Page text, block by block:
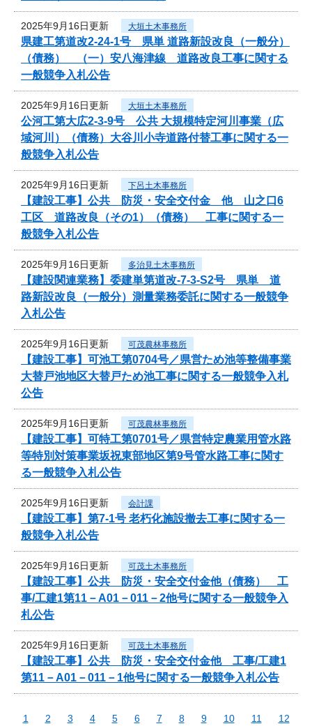
2025年9月16日更新 大垣土木事務所
県建工第道改2-24-1号 県単 道路新設改良（一般分）
（債務） （一）安八海津線 道路改良工事に関する
一般競争入札公告
2025年9月16日更新 大垣土木事務所
公河工第大広2-3-9号 公共 大規模特定河川事業（広
域河川）（債務）大谷川小寺道路付替工事に関する一
般競争入札公告
2025年9月16日更新 下呂土木事務所
【建設工事】公共 防災・安全交付金 他 山之口6
工区 道路改良（その1）（債務） 工事に関する一
般競争入札公告
2025年9月16日更新 多治見土木事務所
【建設関連業務】委建単第道改-7-3-S2号 県単 道
路新設改良（一般分）測量業務委託に関する一般競争
入札公告
2025年9月16日更新 可茂農林事務所
【建設工事】可池工第0704号／県営ため池等整備事業
大替戸池地区大替戸ため池工事に関する一般競争入札
公告
2025年9月16日更新 可茂農林事務所
【建設工事】可特工第0701号／県営特定農業用管水路
等特別対策事業坂祝東部地区第9号管水路工事に関す
る一般競争入札公告
2025年9月16日更新 会計課
【建設工事】第7-1号 老朽化施設撤去工事に関する一
般競争入札公告
2025年9月16日更新 可茂土木事務所
【建設工事】公共 防災・安全交付金他（債務） 工
事/工建1第11－A01－011－2他号に関する一般競争入
札公告
2025年9月16日更新 可茂土木事務所
【建設工事】公共 防災・安全交付金他 工事/工建1
第11－A01－011－1他号に関する一般競争入札公告
1 2 3 4 5 6 7 8 9 10 11
12